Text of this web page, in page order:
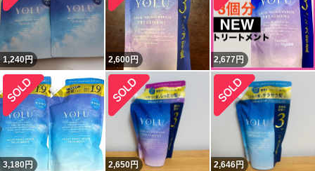
1,240円 2,600円 2,677円
3,180円 2,650円 2,646円